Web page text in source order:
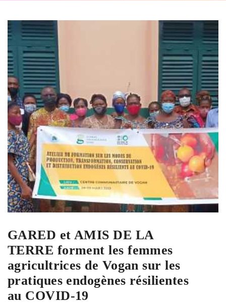
GARED et AMIS DE LA
TERRE forment les femmes
agricultrices de Vogan sur les
pratiques endogènes résilientes
au COVID-19